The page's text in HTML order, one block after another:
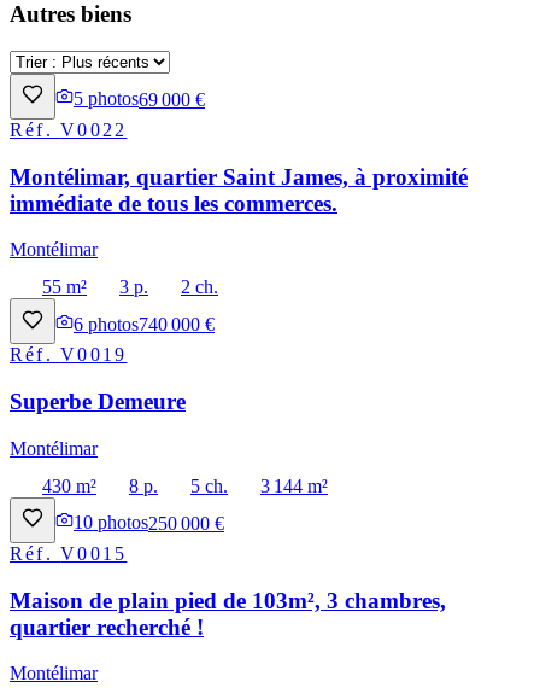
Autres biens
5 photos69 000 €
Réf.V0022
Montélimar, quartier Saint James, à proximité
immédiate de tous les commerces.
Montélimar
55 m²
3 p.
2 ch.
6 photos740 000 €
Réf.V0019
Superbe Demeure
Montélimar
430 m²
8 p. 5 ch.
3 144 m²
10 photos250 000 €
Réf.V0015
Maison de plain pied de 103m², 3 chambres,
quartier recherché !
Montélimar